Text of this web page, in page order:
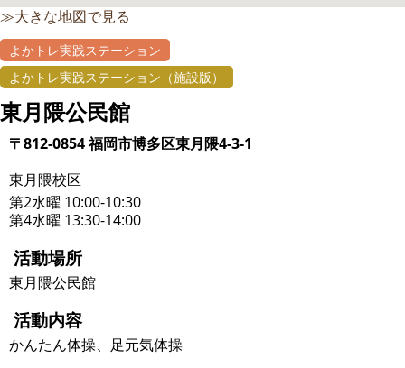
≫大きな地図で見る
よかトレ実践ステーション
よかトレ実践ステーション（施設版）
東月隈公民館
〒812-0854 福岡市博多区東月隈4-3-1
東月隈校区
第2水曜 10:00-10:30
第4水曜 13:30-14:00
活動場所
東月隈公民館
活動内容
かんたん体操、足元気体操